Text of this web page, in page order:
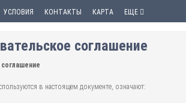
УСЛОВИЯ КОНТАКТЫ КАРТА ЕЩЕ
соглашение
в настоящем документе, означают: